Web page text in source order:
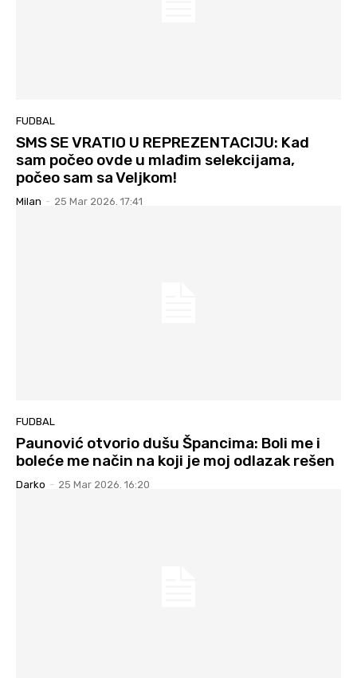
FUDBAL
SMS SE VRATIO U REPREZENTACIJU: Kad
sam počeo ovde u mlađim selekcijama,
počeo sam sa Veljkom!
Milan - 25 Mar 2026. 17:41
FUDBAL
Paunović otvorio dušu Špancima: Boli me i
boleće me način na koji je moj odlazak rešen
Darko - 25 Mar 2026. 16:20